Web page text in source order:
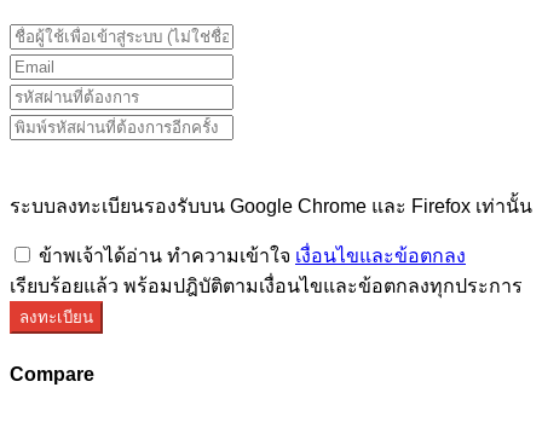
ระบบลงทะเบียนรองรับบน Google Chrome และ Firefox เท่านั้น
ข้าพเจ้าได้อ่าน ทำความเข้าใจ เงื่อนไขและข้อตกลง
เรียบร้อยแล้ว พร้อมปฎิบัติตามเงื่อนไขและข้อตกลงทุกประการ
ลงทะเบียน
Compare